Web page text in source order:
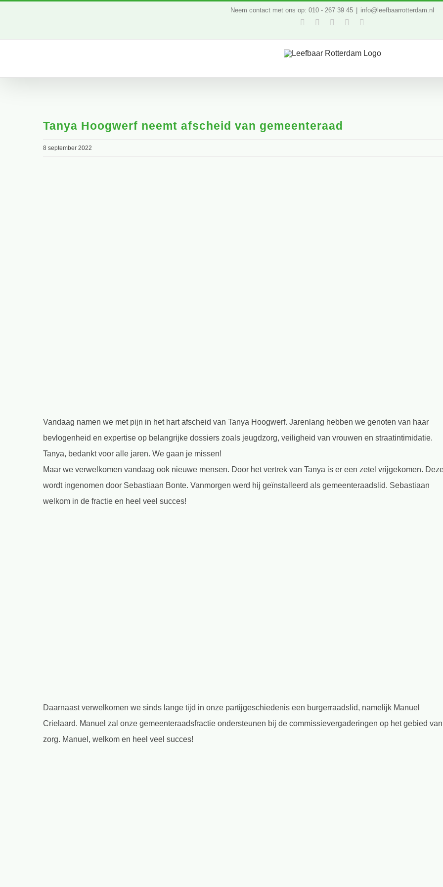
inhoud
Neem contact met ons op: 010 - 267 39 45 info@leefbaarrotterdam.nl
Facebook
TwitterYouTubeLinkedIn
Tanya Hoogwerf neemt afscheid van gemeenteraad
8 september 2022
Vandaag namen we met pijn in het hart afscheid van Tanya Hoogwerf. Jarenlang hebben we genoten van haar
bevlogenheid en expertise op belangrijke dossiers zoals jeugdzorg, veiligheid van vrouwen en straatintimidatie.
Tanya, bedankt voor alle jaren. We gaan je missen!
Maar we verwelkomen vandaag ook nieuwe mensen. Door het vertrek van Tanya is er een zetel vrijgekomen.
wordt ingenomen door Sebastiaan Bonte. Vanmorgen werd hij geïnstalleerd als gemeenteraadslid. Sebastiaan
welkom in de fractie en heel veel succes!
Daarnaast verwelkomen we sinds lange tijd in onze partijgeschiedenis een burgerraadslid, namelijk Manuel
Crielaard. Manuel zal onze gemeenteraadsfractie ondersteunen bij de commissievergaderingen op het gebied van
zorg. Manuel, welkom en heel veel succes!